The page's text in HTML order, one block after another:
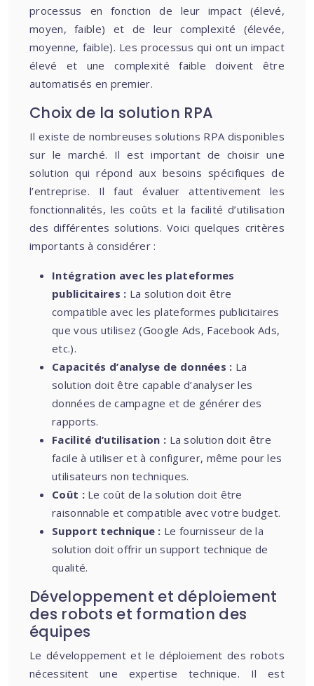
processus en fonction de leur impact (élevé,
moyen, faible) et de leur complexité (élevée,
moyenne, faible). Les processus qui ont un impact
élevé et une complexité faible doivent être
automatisés en premier.
Choix de la solution RPA
Il existe de nombreuses solutions RPA disponibles
sur le marché. Il est important de choisir une
solution qui répond aux besoins spécifiques de
l’entreprise. Il faut évaluer attentivement les
fonctionnalités, les coûts et la facilité d’utilisation
des différentes solutions. Voici quelques critères
importants à considérer :
Intégration avec les plateformes
publicitaires : La solution doit être
compatible avec les plateformes publicitaires
que vous utilisez (Google Ads, Facebook Ads,
etc.).
Capacités d’analyse de données : La
solution doit être capable d’analyser les
données de campagne et de générer des
rapports.
Facilité d’utilisation : La solution doit être
facile à utiliser et à configurer, même pour les
utilisateurs non techniques.
Coût : Le coût de la solution doit être
raisonnable et compatible avec votre budget.
Support technique : Le fournisseur de la
solution doit offrir un support technique de
qualité.
Développement et déploiement
des robots et formation des
équipes
Le développement et le déploiement des robots
nécessitent une expertise technique. Il est